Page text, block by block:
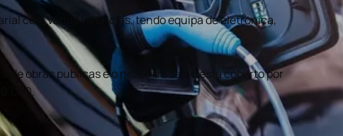
com várias valências, tendo equipa de eletronica,
de obras publicas e o nosso trabalho está coberto por